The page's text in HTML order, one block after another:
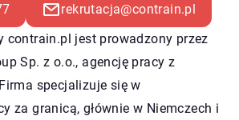
rekrutacja@contrain.pl
contrain.pl jest prowadzony przez
Sp. z o.o., agencję pracy z
specjalizuje się w
za granicą, głównie w Niemczech i